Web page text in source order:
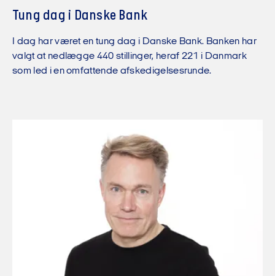
Tung dag i Danske Bank
I dag har været en tung dag i Danske Bank. Banken har
valgt at nedlægge 440 stillinger, heraf 221 i Danmark
som led i en omfattende afskedigelsesrunde.